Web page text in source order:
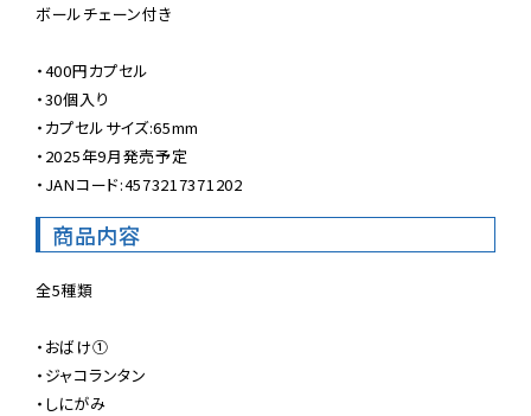
ボールチェーン付き
・400円カプセル
・30個入り
・カプセルサイズ:65mm
・2025年9月発売予定
・JANコード:4573217371202
商品内容
全5種類
・おばけ①
・ジャコランタン
・しにがみ